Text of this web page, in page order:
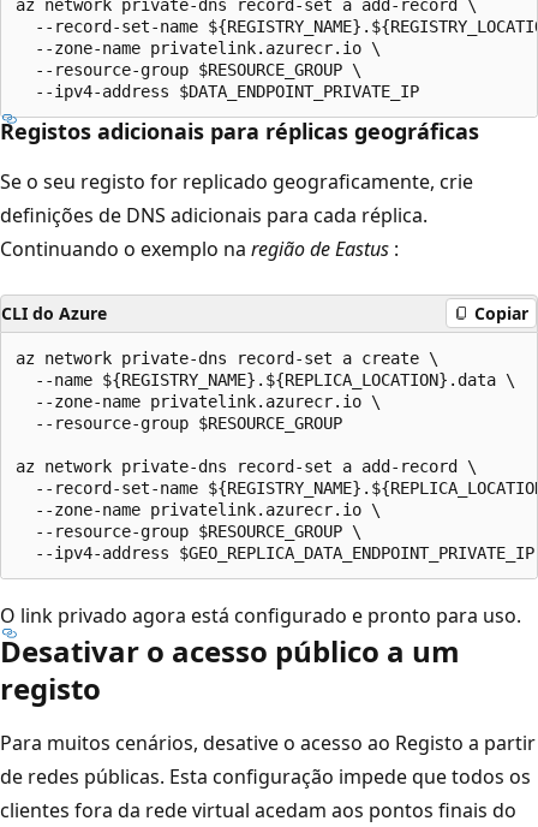
az network private-dns record-set a add-record \
--record-set-name
  --zone-name privatelink.azurecr.io \
  --resource-group $RESOURCE_GROUP \
Registos adicionais para réplicas geográficas
Se o seu registo for replicado geograficamente, crie
definições de DNS adicionais para cada réplica.
Continuando o exemplo na região de Eastus :
CLI do Azure Copiar
az network private-dns record-set a create \
  --name ${REGISTRY_NAME}.${REPLICA_LOCATION}.data \
  --zone-name privatelink.azurecr.io \
  --resource-group $RESOURCE_GROUP
az network private-dns record-set a add-record \
--record-set-name
  --zone-name privatelink.azurecr.io \
  --resource-group $RESOURCE_GROUP \
O link privado agora está configurado e pronto para uso.
Desativar o acesso público a um
registo
Para muitos cenários, desative o acesso ao Registo a partir
de redes públicas. Esta configuração impede que todos os
clientes fora da rede virtual acedam aos pontos finais do